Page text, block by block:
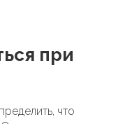
при
что